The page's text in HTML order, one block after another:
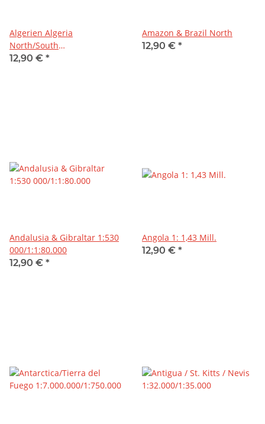
Algerien Algeria
North/South
1:1.600.000/1:2.500.000
12,90 € *
Amazon & Brazil North
12,90 € *
Andalusia & Gibraltar 1:530
000/1:1:80.000
12,90 € *
Angola 1: 1,43 Mill.
12,90 € *